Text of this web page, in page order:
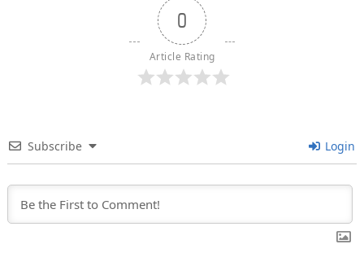
0
Article Rating
Subscribe Login